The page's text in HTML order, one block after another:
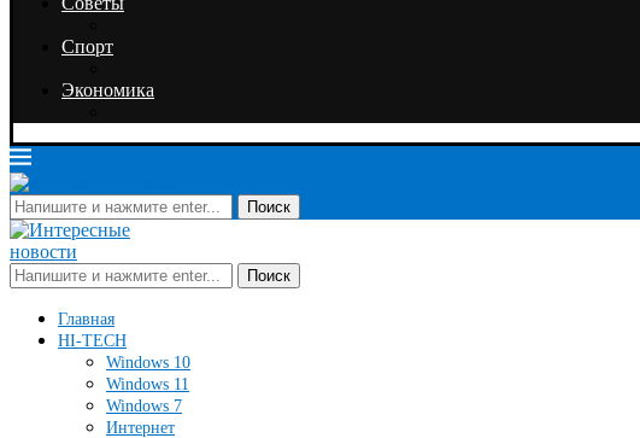
Спорт
Экономика
Поиск
Поиск
Главная
HI-TECH
Windows 10
Windows 11
Windows 7
Интернет